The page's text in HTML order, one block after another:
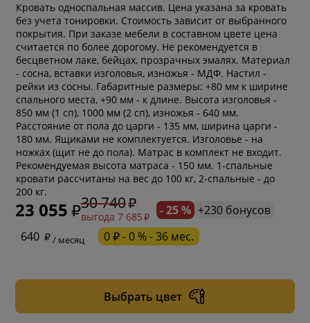
Кровать односпальная массив. Цена указана за кровать
без учета тонировки. Стоимость зависит от выбранного
покрытия. При заказе мебели в составном цвете цена
считается по более дорогому. Не рекомендуется в
бесцветном лаке, бейцах, прозрачных эмалях. Материал
- сосна, вставки изголовья, изножья - МДФ. Настил -
рейки из сосны. Габаритные размеры: +80 мм к ширине
спального места, +90 мм - к длине. Высота изголовья -
850 мм (1 сп), 1000 мм (2 сп), изножья - 640 мм.
Расстояние от пола до царги - 135 мм, ширина царги -
180 мм. Ящиками не комплектуется. Изголовье - на
ножках (щит не до пола). Матрас в комплект не входит.
Рекомендуемая высота матраса - 150 мм. 1-спальные
кровати рассчитаны на вес до 100 кг, 2-спальные - до
200 кг.
23 055 30 740
выгода 7 685 - 25 % +230 бонусов
640
/ месяц 0 ₽ - 0 % - 36 мес.
Выбрать цвет
* обязательное поле